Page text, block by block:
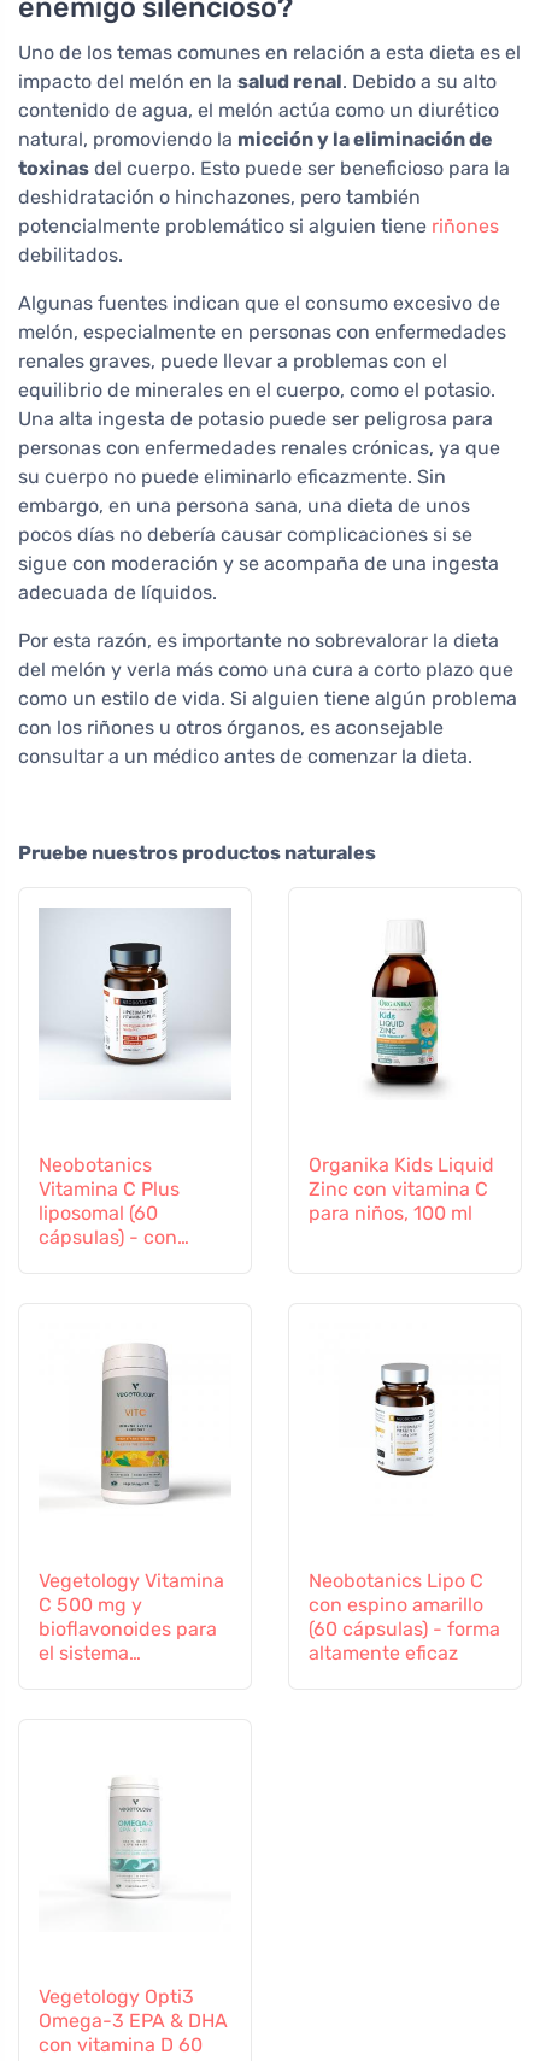
enemigo silencioso?
Uno de los temas comunes en relación a esta dieta es el
impacto del melón en la salud renal. Debido a su alto
contenido de agua, el melón actúa como un diurético
natural, promoviendo la micción y la eliminación de
toxinas del cuerpo. Esto puede ser beneficioso para la
deshidratación o hinchazones, pero también
potencialmente problemático si alguien tiene riñones
debilitados.
Algunas fuentes indican que el consumo excesivo de
melón, especialmente en personas con enfermedades
renales graves, puede llevar a problemas con el
equilibrio de minerales en el cuerpo, como el potasio.
Una alta ingesta de potasio puede ser peligrosa para
personas con enfermedades renales crónicas, ya que
su cuerpo no puede eliminarlo eficazmente. Sin
embargo, en una persona sana, una dieta de unos
pocos días no debería causar complicaciones si se
sigue con moderación y se acompaña de una ingesta
adecuada de líquidos.
Por esta razón, es importante no sobrevalorar la dieta
del melón y verla más como una cura a corto plazo que
como un estilo de vida. Si alguien tiene algún problema
con los riñones u otros órganos, es aconsejable
consultar a un médico antes de comenzar la dieta.
Pruebe nuestros productos naturales
Neobotanics
Vitamina C Plus
liposomal (60
cápsulas) - con
Organika Kids Liquid
Zinc con vitamina C
para niños, 100 ml
Vegetology Vitamina
C 500 mg y
bioflavonoides para
el sistema
Neobotanics Lipo C
con espino amarillo
(60 cápsulas) - forma
altamente eficaz
Vegetology Opti3
Omega-3 EPA & DHA
con vitamina D 60